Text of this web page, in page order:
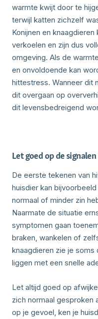
warmte kwijt door te
terwijl katten zichzelf
Konijnen en
verkoelen en zijn dus
omgeving. Als de
en onvoldoende kan
hittestress. Wanneer dit
dit overgaan op
dit levensbedreigend
Let goed op de signalen
De eerste tekenen van
huisdier kan
normaal of minder zin
Naarmate de situatie
symptomen gaan
braken, wankelen of
knaagdieren zie je soms
liggen met een snelle
Let altijd goed op
zich normaal gesproken
op je gevoel, ken je